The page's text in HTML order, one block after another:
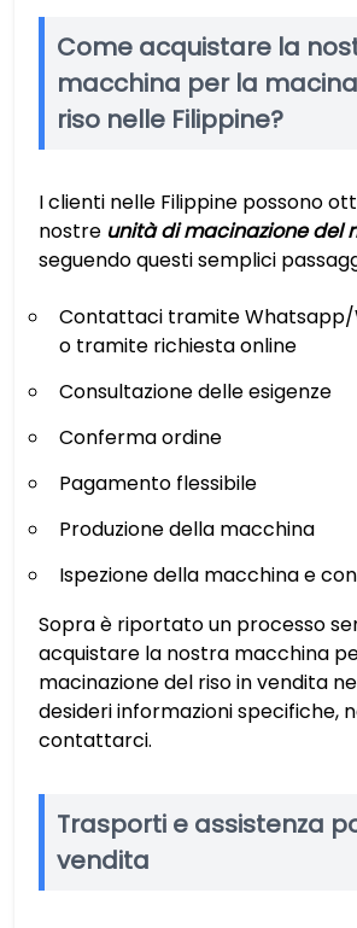
Come acquistare la
macchina per la
riso nelle Filippine?
I clienti nelle Filippine possono
nostre unità di macinazione del
seguendo questi semplici
Contattaci tramite
o tramite richiesta online
Consultazione delle esigenze
Conferma ordine
Pagamento flessibile
Produzione della macchina
Ispezione della macchina e
Sopra è riportato un processo
acquistare la nostra macchina
macinazione del riso in vendita
desideri informazioni specifiche,
contattarci.
Trasporti e assistenza
vendita